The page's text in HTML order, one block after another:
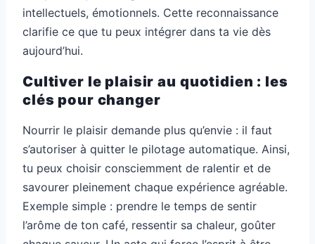
intellectuels, émotionnels. Cette reconnaissance
clarifie ce que tu peux intégrer dans ta vie dès
aujourd’hui.
Cultiver le plaisir au quotidien : les
clés pour changer
Nourrir le plaisir demande plus qu’envie : il faut
s’autoriser à quitter le pilotage automatique. Ainsi,
tu peux choisir consciemment de ralentir et de
savourer pleinement chaque expérience agréable.
Exemple simple : prendre le temps de sentir
l’arôme de ton café, ressentir sa chaleur, goûter